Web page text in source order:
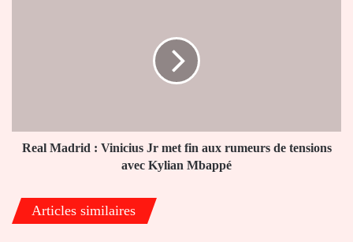
rumeurs
Kylian
Mbappé
Real Madrid : Vinicius Jr met fin aux rumeurs de tensions
avec Kylian Mbappé
Articles similaires